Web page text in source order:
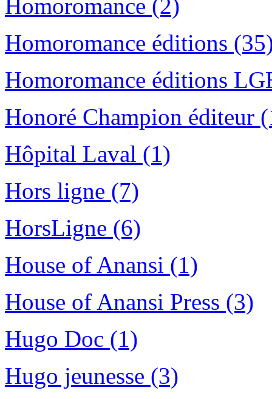
Homoromance (2)
Homoromance éditions
Homoromance éditions
Honoré Champion éditeur
Hôpital Laval (1)
Hors ligne (7)
HorsLigne (6)
House of Anansi (1)
House of Anansi Press (3)
Hugo Doc (1)
Hugo jeunesse (3)